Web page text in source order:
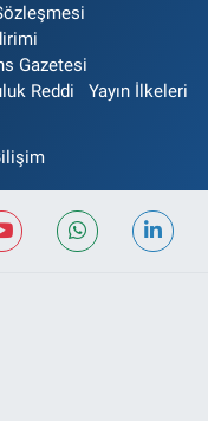
Gazetesi
Reddi Yayın İlkeleri